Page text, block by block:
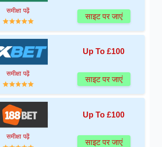
समीक्षा पढ़ें
साइट पर जाएं
Up To £100
समीक्षा पढ़ें
साइट पर जाएं
Up To £100
समीक्षा पढ़ें
साइट पर जाएं